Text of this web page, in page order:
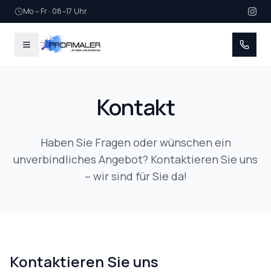
Mo – Fr · 08–17 Uhr
Kontakt
Haben Sie Fragen oder wünschen ein
unverbindliches Angebot? Kontaktieren Sie uns
– wir sind für Sie da!
Kontaktieren Sie uns